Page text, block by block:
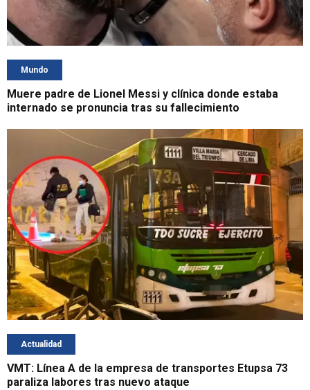
Mundo
Muere padre de Lionel Messi y clínica donde estaba
internado se pronuncia tras su fallecimiento
Actualidad
VMT: Línea A de la empresa de transportes Etupsa 73
paraliza labores tras nuevo ataque